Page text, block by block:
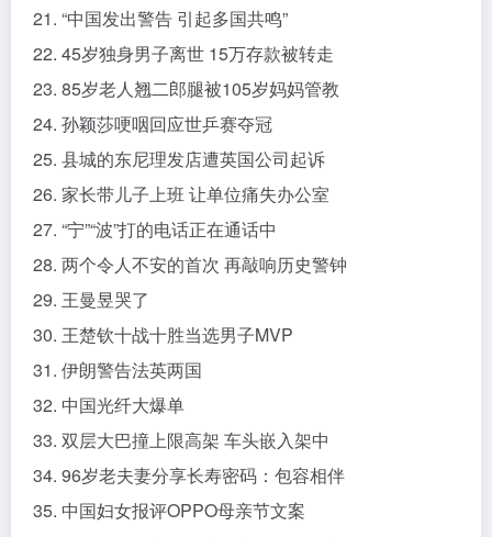
21. “中国发出警告 引起多国共鸣”
22. 45岁独身男子离世 15万存款被转走
23. 85岁老人翘二郎腿被105岁妈妈管教
24. 孙颖莎哽咽回应世乒赛夺冠
25. 县城的东尼理发店遭英国公司起诉
26. 家长带儿子上班 让单位痛失办公室
27. “宁”“波”打的电话正在通话中
28. 两个令人不安的首次 再敲响历史警钟
29. 王曼昱哭了
30. 王楚钦十战十胜当选男子MVP
31. 伊朗警告法英两国
32. 中国光纤大爆单
33. 双层大巴撞上限高架 车头嵌入架中
34. 96岁老夫妻分享长寿密码：包容相伴
35. 中国妇女报评OPPO母亲节文案